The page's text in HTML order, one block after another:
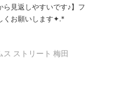
ら見返しやすいです♪】フ
くお願いします✦.*
ス ストリート 梅田